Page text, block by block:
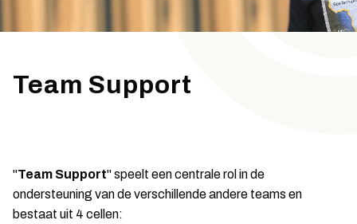
Team Support
"Team Support" speelt een centrale rol in de
ondersteuning van de verschillende andere teams en
bestaat uit 4 cellen: